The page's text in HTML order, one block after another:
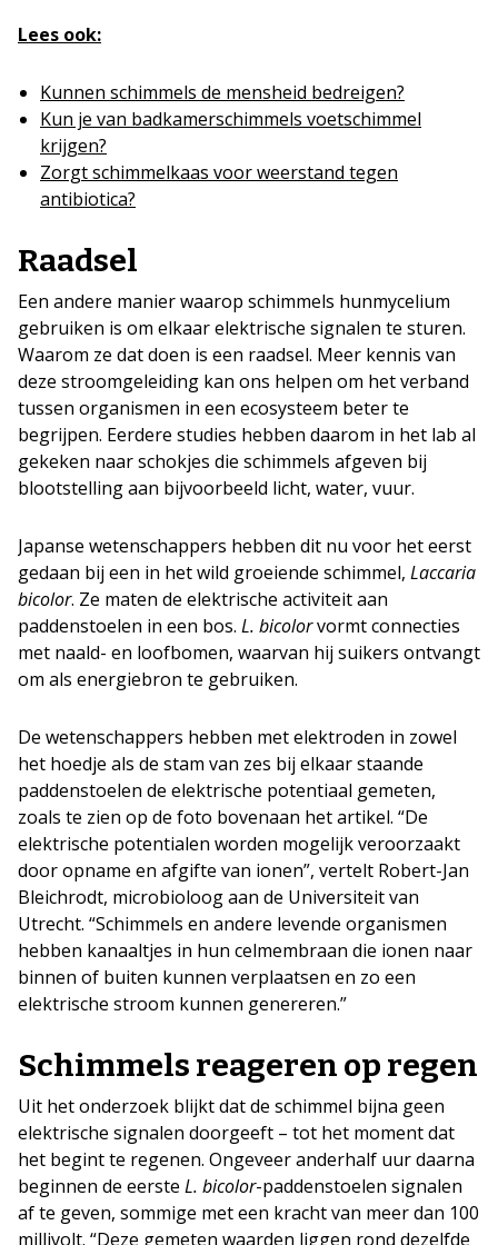
Lees ook:
Kunnen schimmels de mensheid bedreigen?
Kun je van badkamerschimmels voetschimmel
krijgen?
Zorgt schimmelkaas voor weerstand tegen
antibiotica?
Raadsel
Een andere manier waarop schimmels hunmycelium
gebruiken is om elkaar elektrische signalen te sturen.
Waarom ze dat doen is een raadsel. Meer kennis van
deze stroomgeleiding kan ons helpen om het verband
tussen organismen in een ecosysteem beter te
begrijpen. Eerdere studies hebben daarom in het lab al
gekeken naar schokjes die schimmels afgeven bij
blootstelling aan bijvoorbeeld licht, water, vuur.
Japanse wetenschappers hebben dit nu voor het eerst
gedaan bij een in het wild groeiende schimmel, Laccaria
bicolor. Ze maten de elektrische activiteit aan
paddenstoelen in een bos. L. bicolorvormt connecties
met naald- en loofbomen, waarvan hij suikers ontvangt
om als energiebron te gebruiken.
De wetenschappers hebben met elektroden in zowel
het hoedje als de stam van zes bij elkaar staande
paddenstoelen de elektrische potentiaal gemeten,
zoals te zien op de foto bovenaan het artikel. “De
elektrische potentialen worden mogelijk veroorzaakt
door opname en afgifte van ionen”, vertelt Robert-Jan
Bleichrodt, microbioloog aan de Universiteit van
Utrecht. “Schimmels en andere levende organismen
hebben kanaaltjes in hun celmembraan die ionen naar
binnen of buiten kunnen verplaatsen en zo een
elektrische stroom kunnen genereren.”
Schimmels reageren op regen
Uit het onderzoek blijkt dat de schimmel bijna geen
elektrische signalen doorgeeft – tot het moment dat
het begint te regenen. Ongeveer anderhalf uur daarna
beginnen de eerste L. bicolor-paddenstoelen signalen
af te geven, sommige met een kracht van meer dan 100
millivolt. “Deze gemeten waarden liggen rond dezelfde